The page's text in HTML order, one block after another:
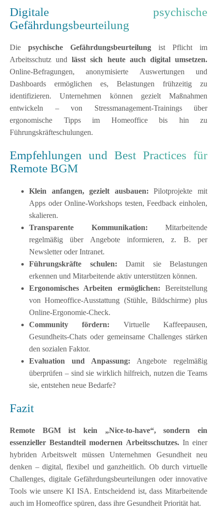
Digitale psychische
Gefährdungsbeurteilung
Die psychische Gefährdungsbeurteilung ist Pflicht im
Arbeitsschutz undlässt sich heute auch digital umsetzen.
Online-Befragungen, anonymisierte Auswertungen und
Dashboards ermöglichen es, Belastungen frühzeitig zu
identifizieren. Unternehmen können gezielt Maßnahmen
entwickeln – von Stressmanagement-Trainings über
ergonomische Tipps im Homeoffice bis hin zu
Führungskräfteschulungen.
Empfehlungen und Best Practices für
Remote BGM
Klein anfangen, gezielt ausbauen: Pilotprojekte mit
Apps oder Online-Workshops testen, Feedback einholen,
skalieren.
Transparente Kommunikation: Mitarbeitende
regelmäßig über Angebote informieren, z. B. per
Newsletter oder Intranet.
Führungskräfte schulen: Damit sie Belastungen
erkennen und Mitarbeitende aktiv unterstützen können.
Ergonomisches Arbeiten ermöglichen: Bereitstellung
von Homeoffice-Ausstattung (Stühle, Bildschirme) plus
Online-Ergonomie-Check.
Community fördern: Virtuelle Kaffeepausen,
Gesundheits-Chats oder gemeinsame Challenges stärken
den sozialen Faktor.
Evaluation und Anpassung: Angebote regelmäßig
überprüfen – sind sie wirklich hilfreich, nutzen die Teams
sie, entstehen neue Bedarfe?
Fazit
Remote BGM ist kein „Nice-to-have“, sondern ein
essenzieller Bestandteil modernen Arbeitsschutzes.In einer
hybriden Arbeitswelt müssen Unternehmen Gesundheit neu
denken – digital, flexibel und ganzheitlich. Ob durch virtuelle
Challenges, digitale Gefährdungsbeurteilungen oder innovative
Tools wie unsere KI ISA. Entscheidend ist, dass Mitarbeitende
auch im Homeoffice spüren, dass ihre Gesundheit Priorität hat.